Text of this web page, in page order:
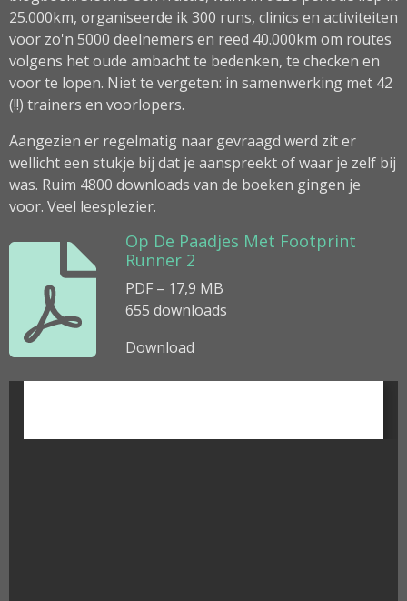
25.000km, organiseerde ik 300 runs, clinics en activiteiten
voor zo'n 5000 deelnemers en reed 40.000km om routes
volgens het oude ambacht te bedenken, te checken en
voor te lopen. Niet te vergeten: in samenwerking met 42
(!!) trainers en voorlopers.
Aangezien er regelmatig naar gevraagd werd zit er
wellicht een stukje bij dat je aanspreekt of waar je zelf bij
was. Ruim 4800 downloads van de boeken gingen je
voor. Veel leesplezier.
Op De Paadjes Met Footprint
Runner 2
PDF – 17,9 MB
655 downloads
Download